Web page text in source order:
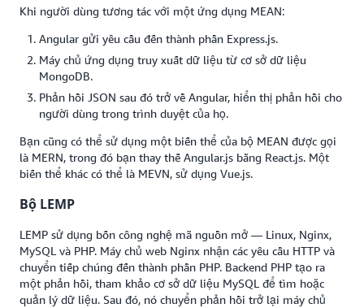
Khi người dùng tương tác với một ứng dụng MEAN:
Angular gửi yêu cầu đến thành phần Express.js.
Máy chủ ứng dụng truy xuất dữ liệu từ cơ sở dữ liệu
MongoDB.
Phản hồi JSON sau đó trở về Angular, hiển thị phản hồi cho
người dùng trong trình duyệt của họ.
Bạn cũng có thể sử dụng một biến thể của bộ MEAN được gọi
là MERN, trong đó bạn thay thế Angular.js bằng React.js. Một
biến thể khác có thể là MEVN, sử dụng Vue.js.
Bộ LEMP
LEMP sử dụng bốn công nghệ mã nguồn mở — Linux, Nginx,
MySQL và PHP. Máy chủ web Nginx nhận các yêu cầu HTTP và
chuyển tiếp chúng đến thành phần PHP. Backend PHP tạo ra
một phản hồi, tham khảo cơ sở dữ liệu MySQL để tìm hoặc
quản lý dữ liệu. Sau đó, nó chuyển phản hồi trở lại máy chủ